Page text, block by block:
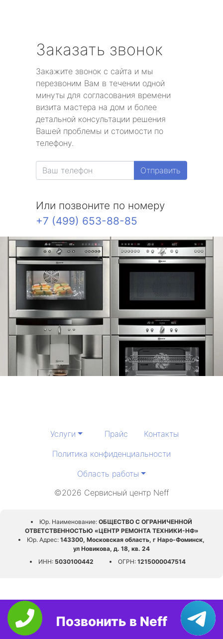
Заказать звонок
Закажите звонок с сайта и мы
перезвоним Вам в течении одной
минуты для согласования времени
визита мастера на дом и более
детальной консультации решения
Вашей проблемы и стоимости по
телефону.
Отправить
Или позвоните по номеру
+7 (499) 653-88-85
Услуги Прайс
Контакты
Политика конфиденциальности
Область работы
©2026 Сервисный центр Neff
Юр. Наименование: ОБЩЕСТВО С ОГРАНИЧЕННОЙ
ОТВЕТСТВЕННОСТЬЮ «ЦЕНТР РЕМОНТА ТЕХНИКИ-НФ»
Юр. Адрес: 143300, Московская область, г Наро-Фоминск,
ул Новикова, д. 18, кв. 24
ИНН:5030100442 ОГРН:1215000047514
Позвонить в Neff